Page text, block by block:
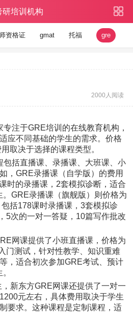
研培训机构
资格证 gmat 托福 gre
2000人阅读
注于GRE培训的在线教育机构，
应不同基础的学生的需求。价格
取决于选择的课程类型。
包括直播课、录播课、大班课、小
，GRE录播课（自学版）的费用
时的录播课，2套模拟诊断，适合
GRE录播课（旗舰版）则价格为
括178课时录播课，3套模拟诊
5次的一对一答疑，10篇写作批改
网课提供了小班直播课，价格为
门测试，针对性教学、知识重难
，适合初次参加GRE考试、预计
新东方GRE网课还提供了一对一
元左右，具体费用取决于学生
要求。这种课程是定制课程，适